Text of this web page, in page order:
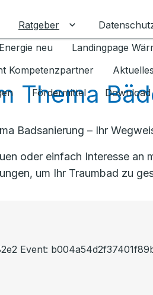
Ratgeber Untermenü für
neu Landingpage
Kompetenzpartner
Aktuelles
Fördermittel Download
Thema
Badsanierung – Ihr
oder einfach Interesse
um Ihr Traumbad zu
Event: